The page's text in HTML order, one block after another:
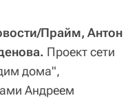
Прайм, Антон
Проект сети
дома",
Андреем